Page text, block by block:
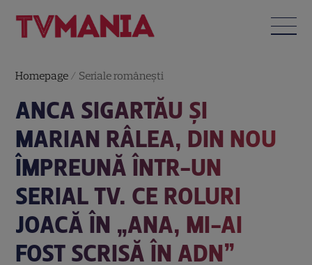
Homepage / Seriale româneşti
ANCA SIGARTĂU ŞI
MARIAN RÂLEA, DIN NOU
ÎMPREUNĂ ÎNTR-UN
SERIAL TV. CE ROLURI
JOACĂ ÎN „ANA, MI-AI
FOST SCRISĂ ÎN ADN”